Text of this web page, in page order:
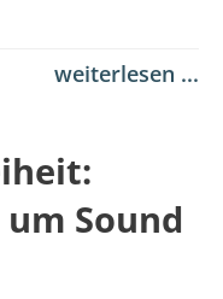
weiterlesen ...
Sound